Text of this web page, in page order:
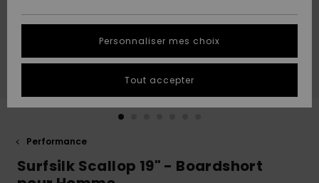
A
Découvrir
A
Découvrir
tailles
conversation
plus rapide
à votre
QUIKSILVER
Performance
Surfsilk Scallop 19" - Boardshort
Personnaliser mes choix
Tout accepter